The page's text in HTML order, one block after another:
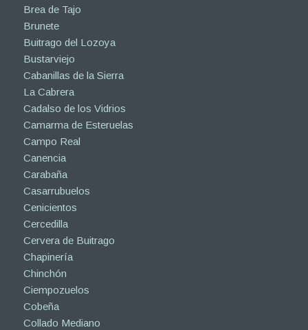
Brea de Tajo
Brunete
Buitrago del Lozoya
Bustarviejo
Cabanillas de la Sierra
La Cabrera
Cadalso de los Vidrios
Camarma de Esteruelas
Campo Real
Canencia
Carabaña
Casarrubuelos
Cenicientos
Cercedilla
Cervera de Buitrago
Chapinería
Chinchón
Ciempozuelos
Cobeña
Collado Mediano